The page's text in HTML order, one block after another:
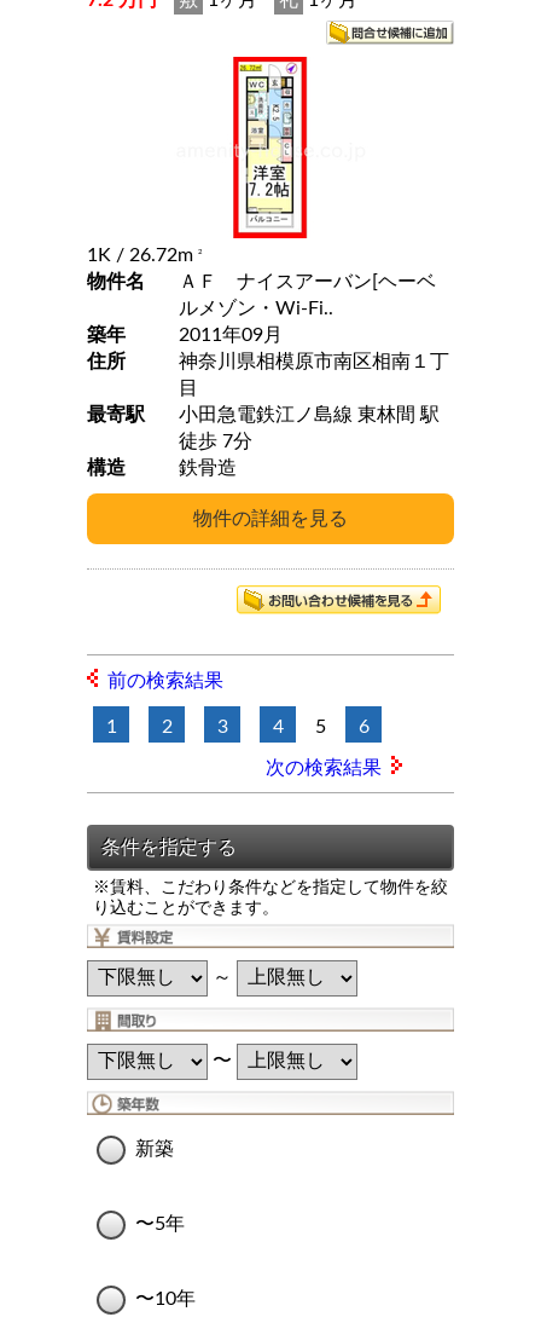
1K / 26.72m 2
物件名
ＡＦ ナイスアーバン[ヘーベ
ルメゾン・Wi-Fi..
築年
2011年09月
住所
神奈川県相模原市南区相南１丁
目
最寄駅
小田急電鉄江ノ島線 東林間 駅
徒歩 7分
構造
鉄骨造
前の検索結果
1 2 3 4 5 6
次の検索結果
※賃料、こだわり条件などを指定して物件を絞
り込むことができます。
～
〜
新築
〜5年
〜10年